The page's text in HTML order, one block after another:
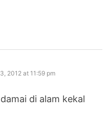
2012 at 11:59 pm
di alam kekal